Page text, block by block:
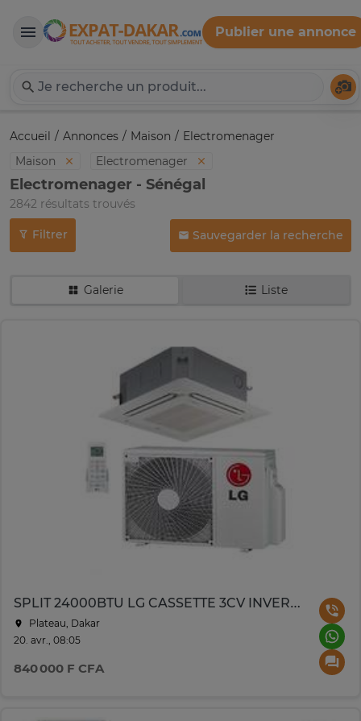
Expat-Dakar
Publier une annonce
Accueil Annonces Maison
Electromenager
Maison
Electromenager
Electromenager - Sénégal
2842 résultats trouvés
Filtrer Sauvegarder la recherche
Galerie Liste
SPLIT 24000BTU LG CASSETTE 3CV INVERTER 410
Plateau, Dakar
20. avr., 08:05
840 000 F CFA